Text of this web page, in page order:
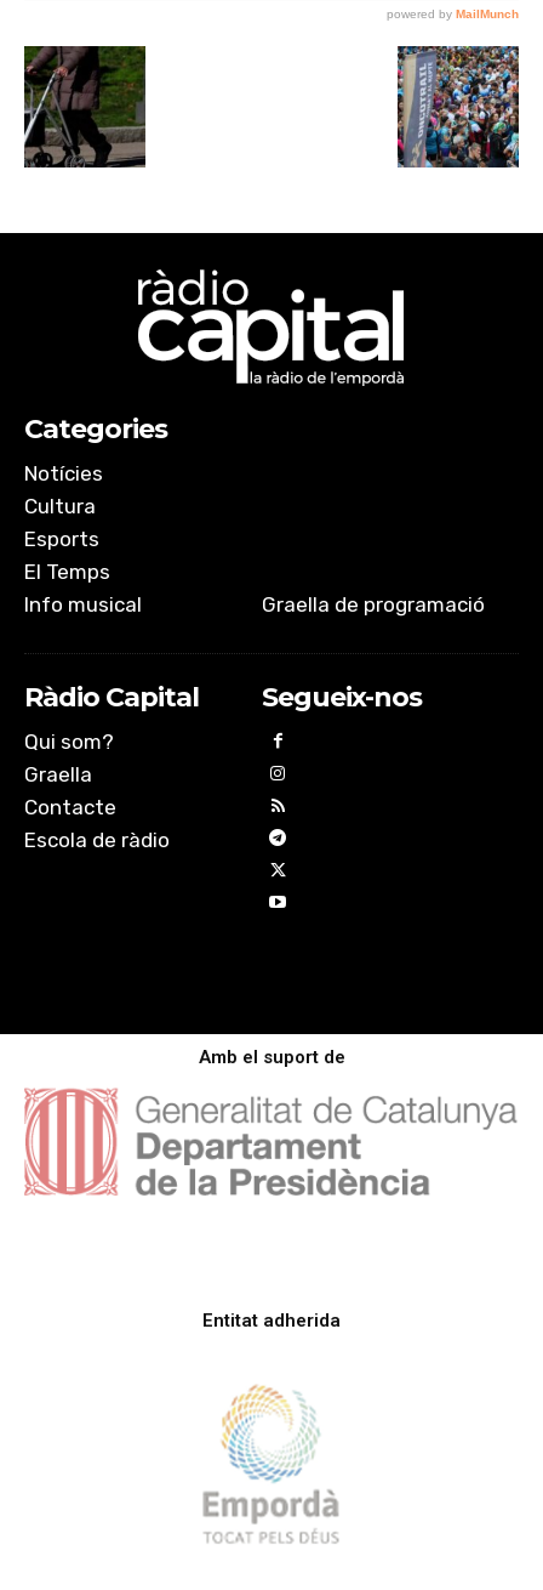
Categories
Notícies
Cultura
Esports
El Temps
Info musical
Graella de programació
Ràdio Capital
Qui som?
Graella
Contacte
Escola de ràdio
Segueix-nos
Amb el suport de
Entitat adherida